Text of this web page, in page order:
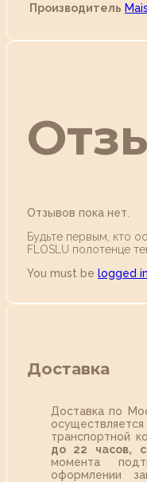
Производитель
Отзывов пока нет.
Будьте первым, кто
FLOSLU полотенце
You must be logged in
Доставка
Доставка по
транспортной
до 22 часов,
момента
оформлении